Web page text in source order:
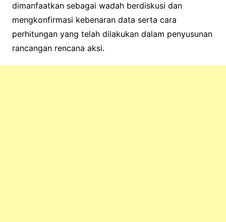
dimanfaatkan sebagai wadah berdiskusi dan
mengkonfirmasi kebenaran data serta cara
perhitungan yang telah dilakukan dalam penyusunan
rancangan rencana aksi.